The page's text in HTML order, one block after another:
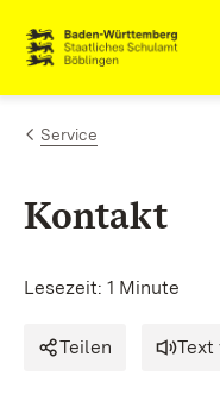
Zum Inhalt
Link zur Startseite
Service
Kontakt
Lesezeit: 1 Minute
Teilen Text